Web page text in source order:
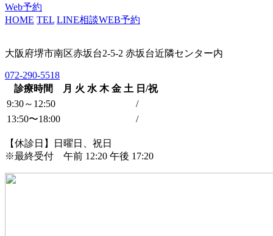
Web予約
HOME TEL LINE相談WEB予約
大阪府堺市南区赤坂台2-5-2 赤坂台近隣センター内
072-290-5518
診療時間
月 火 水 木 金 土 日/祝
9:30～12:50
/
13:50〜18:00
/
【休診日】日曜日、祝日
※最終受付 午前 12:20 午後 17:20